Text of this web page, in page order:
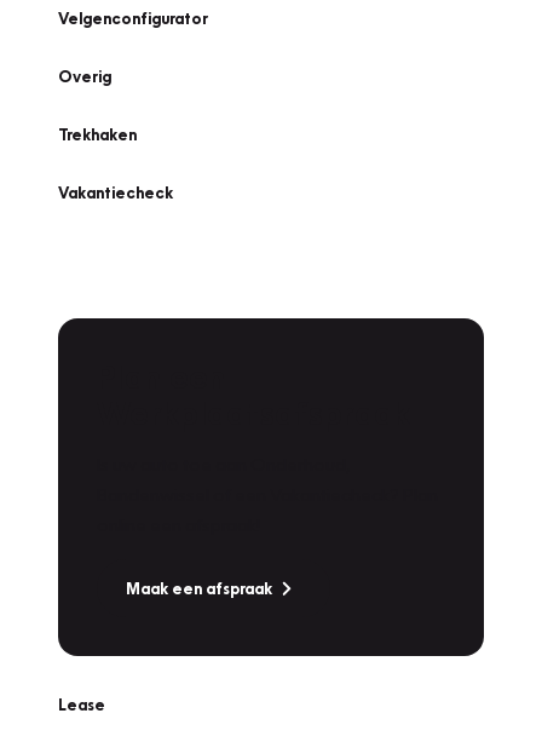
Velgenconfigurator
Overig
Trekhaken
Vakantiecheck
Maak een afspraak
Lease